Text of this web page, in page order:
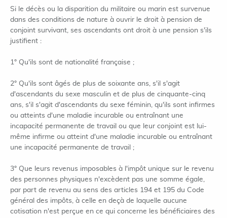
Si le décès ou la disparition du militaire ou marin est survenue
dans des conditions de nature à ouvrir le droit à pension de
conjoint survivant, ses ascendants ont droit à une pension s'ils
justifient :
1° Qu'ils sont de nationalité française ;
2° Qu'ils sont âgés de plus de soixante ans, s'il s'agit
d'ascendants du sexe masculin et de plus de cinquante-cinq
ans, s'il s'agit d'ascendants du sexe féminin, qu'ils sont infirmes
ou atteints d'une maladie incurable ou entraînant une
incapacité permanente de travail ou que leur conjoint est lui-
même infirme ou atteint d'une maladie incurable ou entraînant
une incapacité permanente de travail ;
3° Que leurs revenus imposables à l'impôt unique sur le revenu
des personnes physiques n'excèdent pas une somme égale,
par part de revenu au sens des articles 194 et 195 du Code
général des impôts, à celle en deçà de laquelle aucune
cotisation n'est perçue en ce qui concerne les bénéficiaires des